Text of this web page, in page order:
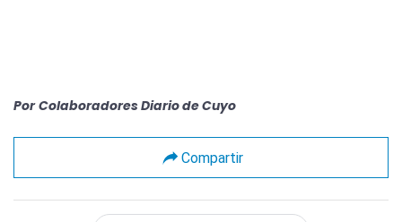
Por Colaboradores Diario de Cuyo
Compartir